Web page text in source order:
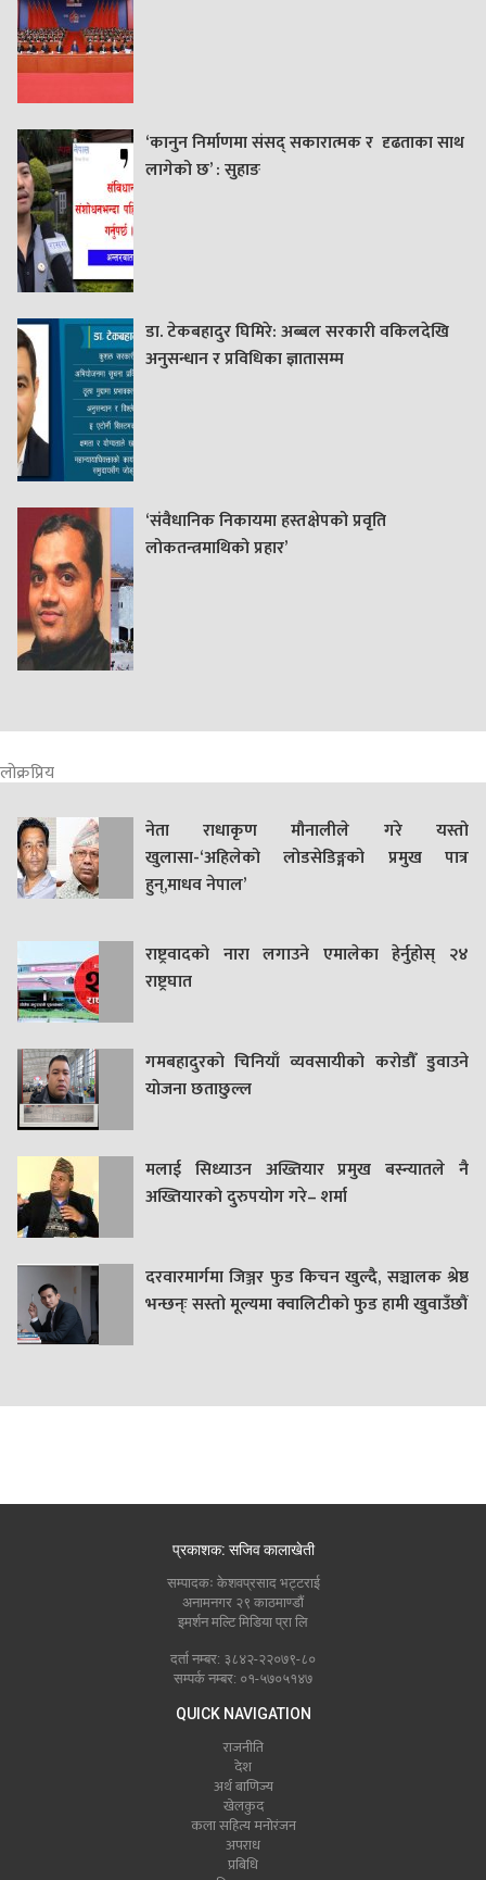
‘कानुन निर्माणमा संसद् सकारात्मक र दृढताका साथ
लागेको छ’ : सुहाङ
डा. टेकबहादुर घिमिरे: अब्बल सरकारी वकिलदेखि
अनुसन्धान र प्रविधिका ज्ञातासम्म
‘संवैधानिक निकायमा हस्तक्षेपको प्रवृति
लोकतन्त्रमाथिको प्रहार’
लोक्रप्रिय
नेता राधाकृण मौनालीले गरे यस्तो
खुलासा-‘अहिलेको लोडसेडिङ्गको प्रमुख पात्र
हुन्,माधव नेपाल’
राष्ट्रवादको नारा लगाउने एमालेका हेर्नुहोस् २४
राष्ट्रघात
गमबहादुरकाे चिनियाँ व्यवसायीको करोडौँ डुवाउने
याेजना छताछुल्ल
मलाई सिध्याउन अख्तियार प्रमुख बस्न्यातले नै
अख्तियारको दुरुपयोग गरे– शर्मा
दरवारमार्गमा जिञ्जर फुड किचन खुल्दै, सञ्चालक श्रेष्ठ
भन्छन्ः सस्तो मूल्यमा क्वालिटीको फुड हामी खुवाउँछौं
प्रकाशक: सजिव कालाखेती
सम्पादकः केशवप्रसाद भट्टराई
अनामनगर २९ काठमाण्डौं
इमर्शन मल्टि मिडिया प्रा लि
दर्ता नम्बर: ३८४२-२२०७९-८०
सम्पर्क नम्बर: ०१-५७०५१४७
QUICK NAVIGATION
राजनीति
देश
अर्थ बाणिज्य
खेलकुद
कला सहित्य मनोरंजन
अपराध
प्रबिधि